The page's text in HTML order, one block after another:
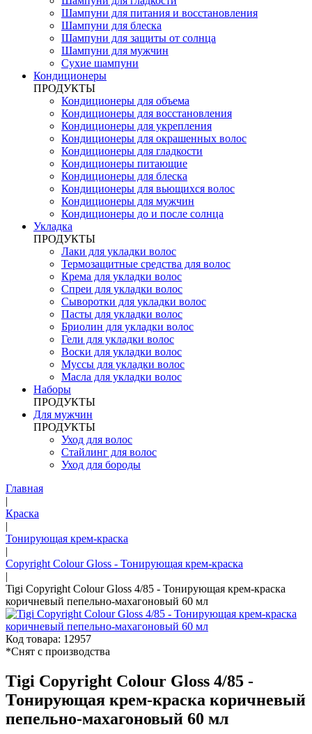
Шампуни для питания и восстановления
Шампуни для блеска
Шампуни для защиты от солнца
Шампуни для мужчин
Сухие шампуни
Кондиционеры
ПРОДУКТЫ
Кондиционеры для объема
Кондиционеры для восстановления
Кондиционеры для укрепления
Кондиционеры для окрашенных волос
Кондиционеры для гладкости
Кондиционеры питающие
Кондиционеры для блеска
Кондиционеры для вьющихся волос
Кондиционеры для мужчин
Кондиционеры до и после солнца
Укладка
ПРОДУКТЫ
Лаки для укладки волос
Термозащитные средства для волос
Крема для укладки волос
Спреи для укладки волос
Сыворотки для укладки волос
Пасты для укладки волос
Бриолин для укладки волос
Гели для укладки волос
Воски для укладки волос
Муссы для укладки волос
Масла для укладки волос
Наборы
ПРОДУКТЫ
Для мужчин
ПРОДУКТЫ
Уход для волос
Стайлинг для волос
Уход для бороды
Главная
|
Краска
|
Тонирующая крем-краска
|
Copyright Colour Gloss - Тонирующая крем-краска
|
Tigi Copyright Colour Gloss 4/85 - Тонирующая крем-краска
коричневый пепельно-махагоновый 60 мл
Код товара: 12957
*Снят с производства
Tigi Copyright Colour Gloss 4/85 -
Тонирующая крем-краска коричневый
пепельно-махагоновый 60 мл